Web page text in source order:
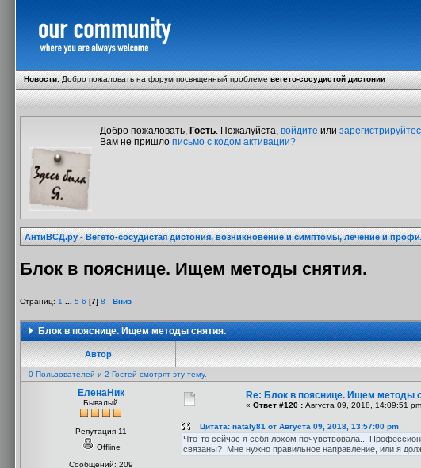
Новости:Добро пожаловать на форум посвященный проблемевегето-сосудистой дистонии
Добро пожаловать, Гость. Пожалуйста, войдите или
Вам не пришло письмо с кодом активации?
АнтиВСД.ру - Вегето-сосудистая дистония, возникновение и симптомы, лечение и
Блок в пояснице. Ищем методы снятия.
Страниц: 1 5 6 [7] 8 Вниз
Блок в пояснице. Ищем методы снятия.
Автор
0 Пользователей и 2 Гостей смотрят эту тему.
ЕленаНик
Бывалый
Репутация 11
Offline
Сообщений: 209
Re: Блок в пояснице. Ищем методы
« Ответ #120 : Августа 09, 2018, 14:09:51
Цитата: nataly81 от Августа 09, 2018, 13:57:00 pm
Что-то сейчас я себя лохом почувствовала...
связаны? Мне нужно правильное направление, или я